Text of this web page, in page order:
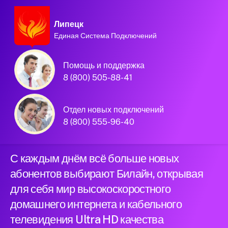
Липецк
Единая Система Подключений
Помощь и поддержка
8 (800) 505-88-41
Отдел новых подключений
8 (800) 555-96-40
Домашний интернет и
телевидение
Билайн в городе
Липецк
С каждым днём всё больше новых
абонентов выбирают Билайн, открывая
для себя мир высокоскоростного
домашнего интернета и кабельного
телевидения Ultra HD качества